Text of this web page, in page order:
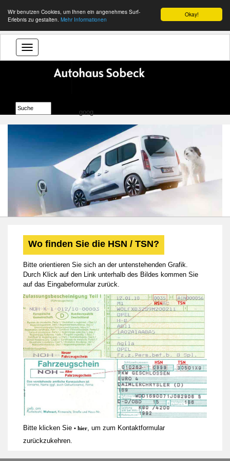
Okay!
Wir benutzen Cookies, um Ihnen ein angenehmes Surf-
Erlebnis zu gestalten. Mehr Informationen
goog
Wo finden Sie die HSN / TSN?
Bitte orientieren Sie sich an der untenstehenden Grafik.
Durch Klick auf den Link unterhalb des Bildes kommen Sie
auf das Eingabeformular zurück.
Bitte klicken Sie • hier, um zum Kontaktformular
zurückzukehren.